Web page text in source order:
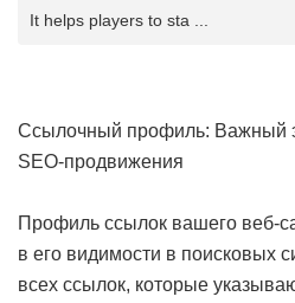
It helps players to sta ...
Ссылочный профиль: Важный
SEO-продвижения
Профиль ссылок вашего веб-
в его видимости в поисковых
всех ссылок, которые